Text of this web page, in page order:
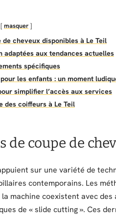
masquer
de cheveux disponibles à Le Teil
adaptées aux tendances actuelles
spécifiques
les enfants : un moment
simplifier l’accès aux services
des coiffeurs à Le Teil
de coupe de
sur une variété de
contemporains. Les
machine coexistent avec
de « slide cutting ». Ces